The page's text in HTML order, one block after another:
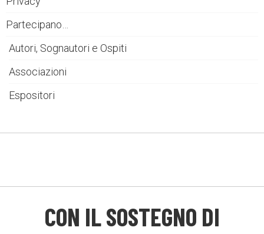
Partecipano…
Autori, Sognautori e Ospiti
Associazioni
Espositori
CON IL SOSTEGNO DI